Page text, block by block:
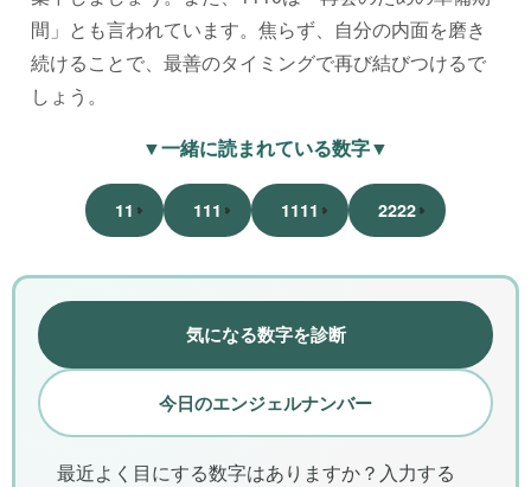
間」とも言われています。焦らず、自分の内面を磨き
続けることで、最善のタイミングで再び結びつけるで
しょう。
▼一緒に読まれている数字▼
11 111 1111 2222
気になる数字を診断
今日のエンジェルナンバー
最近よく目にする数字はありますか？入力する